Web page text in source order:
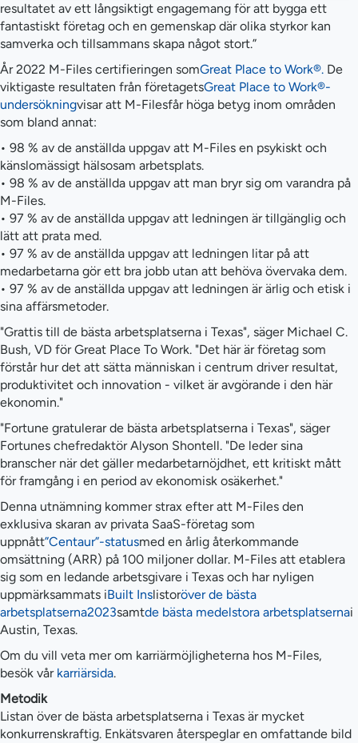
resultatet av ett långsiktigt engagemang för att bygga ett
fantastiskt företag och en gemenskap där olika styrkor kan
samverka och tillsammans skapa något stort.”
År 2022 M-Files certifieringen somGreat Place to Work®. De
viktigaste resultaten från företagetsGreat Place to Work®-
undersökningvisar att M-Filesfår höga betyg inom områden
som bland annat:
• 98 % av de anställda uppgav att M-Files en psykiskt och
känslomässigt hälsosam arbetsplats.
• 98 % av de anställda uppgav att man bryr sig om varandra på
M-Files.
• 97 % av de anställda uppgav att ledningen är tillgänglig och
lätt att prata med.
• 97 % av de anställda uppgav att ledningen litar på att
medarbetarna gör ett bra jobb utan att behöva övervaka dem.
• 97 % av de anställda uppgav att ledningen är ärlig och etisk i
sina affärsmetoder.
"Grattis till de bästa arbetsplatserna i Texas", säger Michael C.
Bush, VD för Great Place To Work. "Det här är företag som
förstår hur det att sätta människan i centrum driver resultat,
produktivitet och innovation - vilket är avgörande i den här
ekonomin."
"Fortune gratulerar de bästa arbetsplatserna i Texas", säger
Fortunes chefredaktör Alyson Shontell. "De leder sina
branscher när det gäller medarbetarnöjdhet, ett kritiskt mått
för framgång i en period av ekonomisk osäkerhet."
Denna utnämning kommer strax efter att M-Files den
exklusiva skaran av privata SaaS-företag som
uppnått”Centaur”-statusmed en årlig återkommande
omsättning (ARR) på 100 miljoner dollar. M-Files att etablera
sig som en ledande arbetsgivare i Texas och har nyligen
uppmärksammats iBuilt Inslistoröver de bästa
arbetsplatserna2023samtde bästa medelstora arbetsplatsernai
Austin, Texas.
Om du vill veta mer om karriärmöjligheterna hos M-Files,
besök vår karriärsida.
Metodik
Listan över de bästa arbetsplatserna i Texas är mycket
konkurrenskraftig. Enkätsvaren återspeglar en omfattande bild